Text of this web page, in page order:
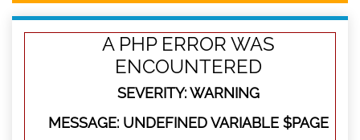
A PHP ERROR WAS
ENCOUNTERED
SEVERITY: WARNING
MESSAGE: UNDEFINED VARIABLE $PAGE